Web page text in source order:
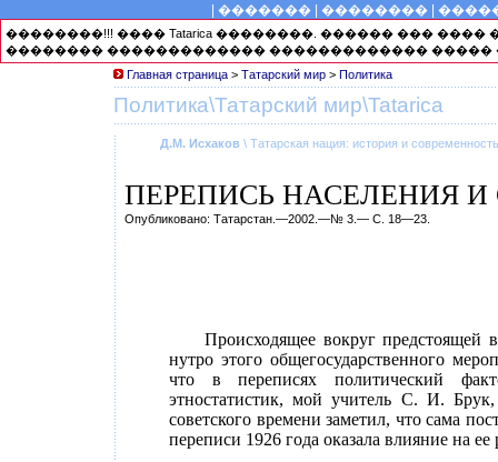
������� ��������
��������!!! ���� Tatarica ��������. ������ ���
�������� ������������� ������������� �����
Главная страница > Татарский мир > Политика
Политика\Татарский мир\Tatarica
Д.М. Исхаков \ Татарская нация: история и
ПЕРЕПИСЬ НАСЕЛЕНИЯ
Опубликовано: Татарстан.—2002.—№ 3.— С. 18—23.
Происходящее вокруг предстоящей
нутро этого общегосударственного
что в переписях политический
этностатистик, мой учитель С. И.
советского времени заметил, что сама
переписи 1926 года оказала влияние на ее